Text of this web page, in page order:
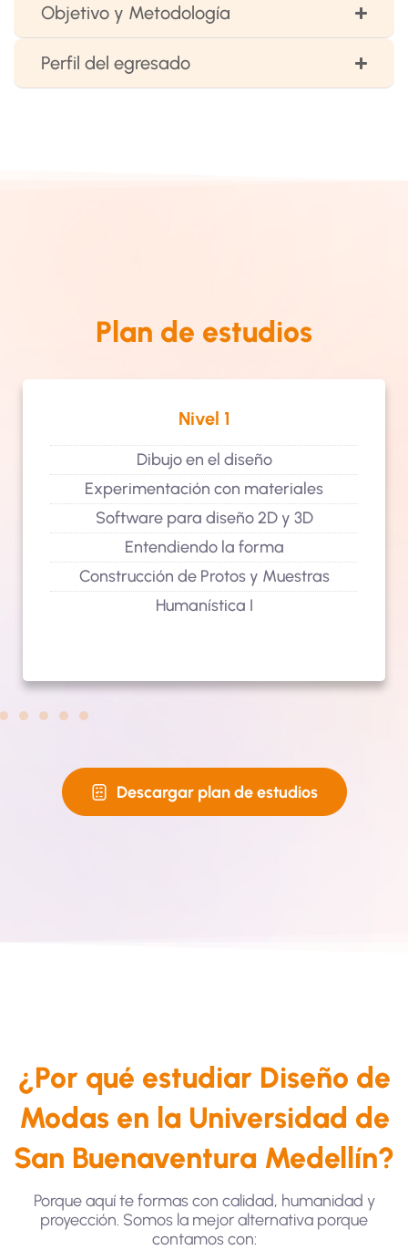
Objetivo y Metodología
Perfil del egresado
Plan de estudios
Nivel 1
Dibujo en el diseño
Experimentación con materiales
Software para diseño 2D y 3D
Entendiendo la forma
Construcción de Protos y Muestras
Humanística I
Descargar plan de estudios
¿Por qué estudiar Diseño de
Modas en la Universidad de
San Buenaventura Medellín?
Porque aquí te formas con calidad, humanidad y
proyección. Somos la mejor alternativa porque
contamos con: